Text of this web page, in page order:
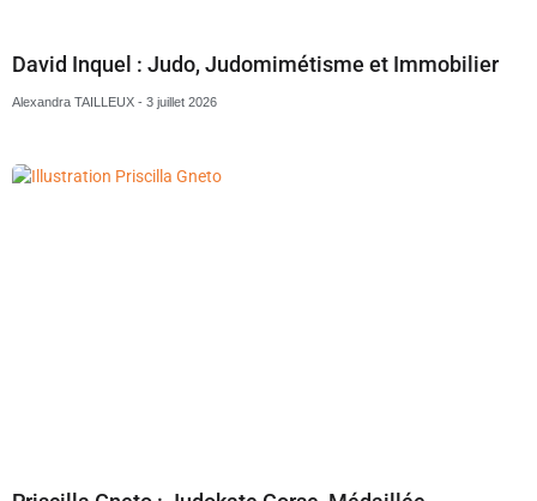
David Inquel : Judo, Judomimétisme et Immobilier
Alexandra TAILLEUX 3 juillet 2026